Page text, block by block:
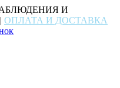
И
| ОПЛАТА И ДОСТАВКА